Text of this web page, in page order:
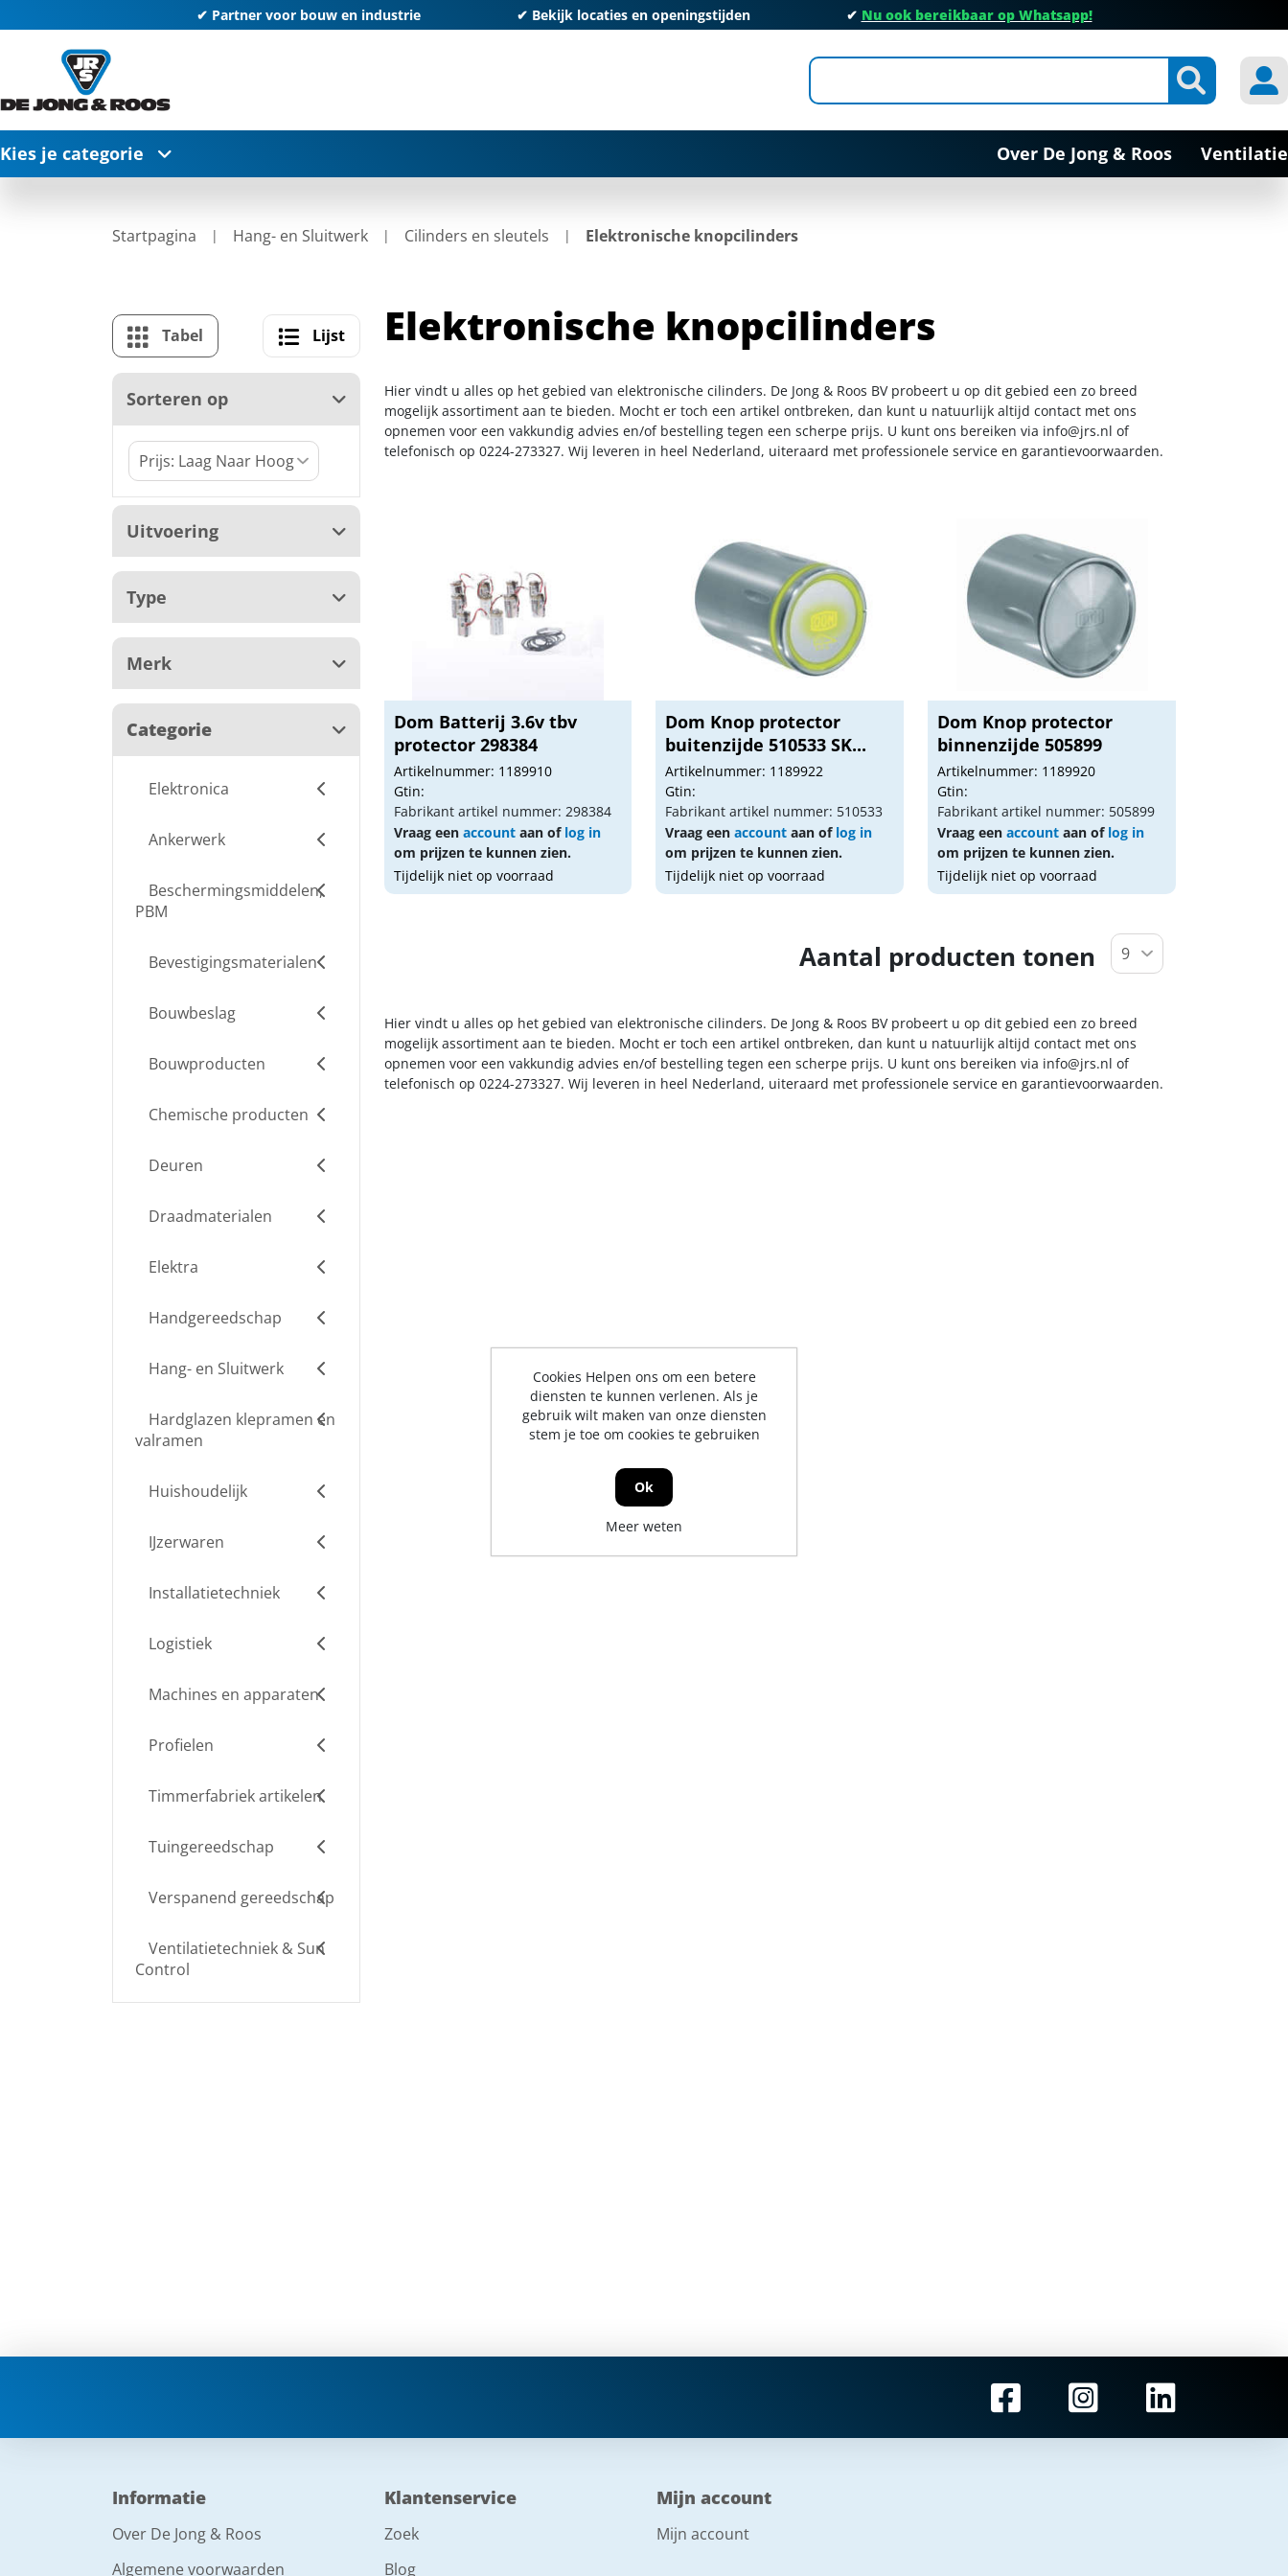
✔ Partner voor bouw en industrie ✔ Bekijk locaties en openingstijden ✔ Nu ook bereikbaar op Whatsapp!
Kies je categorie Over De Jong & Roos Ventilatie
Startpagina Hang- en Sluitwerk Cilinders en sleutels Elektronische knopcilinders
Tabel Lijst
Sorteren op
Uitvoering
Type
Merk
Categorie
Elektronica
Ankerwerk
Beschermingsmiddelen,
PBM
Bevestigingsmaterialen
Bouwbeslag
Bouwproducten
Chemische producten
Deuren
Draadmaterialen
Elektra
Handgereedschap
Hang- en Sluitwerk
Hardglazen klepramen en
valramen
Huishoudelijk
IJzerwaren
Installatietechniek
Logistiek
Machines en apparaten
Profielen
Timmerfabriek artikelen
Tuingereedschap
Verspanend gereedschap
Ventilatietechniek & Sun
Control
Elektronische knopcilinders
Hier vindt u alles op het gebied van elektronische cilinders. De Jong & Roos BV probeert u op dit gebied een zo breed
mogelijk assortiment aan te bieden. Mocht er toch een artikel ontbreken, dan kunt u natuurlijk altijd contact met ons
opnemen voor een vakkundig advies en/of bestelling tegen een scherpe prijs. U kunt ons bereiken via info@jrs.nl of
telefonisch op 0224-273327. Wij leveren in heel Nederland, uiteraard met professionele service en garantievoorwaarden.
Dom Batterij 3.6v tbv
protector 298384
Artikelnummer: 1189910
Gtin:
Fabrikant artikel nummer: 298384
Vraag een accountaan of log in
om prijzen te kunnen zien.
Tijdelijk niet op voorraad
Dom Knop protector
buitenzijde 510533 SK...
Artikelnummer: 1189922
Gtin:
Fabrikant artikel nummer: 510533
Vraag eenaccount aan of log in
om prijzen te kunnen zien.
Tijdelijk niet op voorraad
Dom Knop protector
binnenzijde 505899
Artikelnummer: 1189920
Gtin:
Fabrikant artikel nummer: 505899
Vraag eenaccount aan of log in
om prijzen te kunnen zien.
Tijdelijk niet op voorraad
Aantal producten tonen
Hier vindt u alles op het gebied van elektronische cilinders. De Jong & Roos BV probeert u op dit gebied een zo breed
mogelijk assortiment aan te bieden. Mocht er toch een artikel ontbreken, dan kunt u natuurlijk altijd contact met ons
opnemen voor een vakkundig advies en/of bestelling tegen een scherpe prijs. U kunt ons bereiken via info@jrs.nl of
telefonisch op 0224-273327. Wij leveren in heel Nederland, uiteraard met professionele service en garantievoorwaarden.
Informatie
Over De Jong & Roos
Algemene voorwaarden
Klantenservice
Zoek
Blog
Mijn account
Mijn account
Cookies Helpen ons om een betere
diensten te kunnen verlenen. Als je
gebruik wilt maken van onze diensten
stem je toe om cookies te gebruiken
Ok
Meer weten